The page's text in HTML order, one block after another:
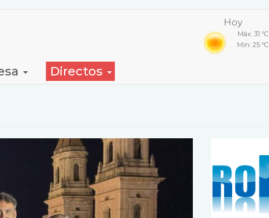
Hoy
Máx: 31 ºC
Min: 25 ºC
Directos